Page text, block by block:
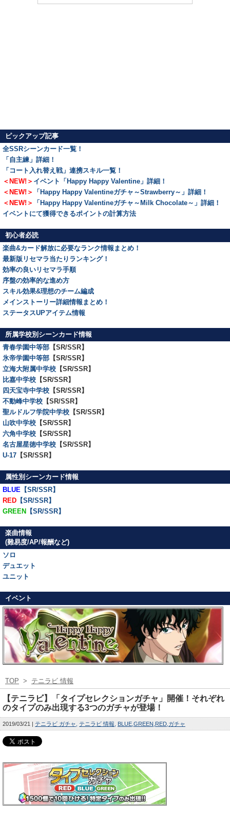
ピックアップ記事
全SSRシーンカード一覧！
「自主練」詳細！
「コート入れ替え戦」連携スキル一覧！
＜NEW!＞ イベント「Happy Happy Valentine」詳細！
＜NEW!＞
「Happy Happy Valentineガチャ～Strawberry～」詳細！
＜NEW!＞
「Happy Happy Valentineガチャ～Milk Chocolate～」詳細！
イベントにて獲得できるポイントの計算方法
初心者必読
楽曲&カード解放に必要なランク情報まとめ！
最新版リセマラ当たりランキング！
効率の良いリセマラ手順
序盤の効率的な進め方
スキル効果&理想のチーム編成
メインストーリー詳細情報まとめ！
ステータスUPアイテム情報
所属学校別シーンカード情報
青春学園中等部 【SR/SSR】
氷帝学園中等部 【SR/SSR】
立海大附属中学校 【SR/SSR】
比嘉中学校 【SR/SSR】
四天宝寺中学校 【SR/SSR】
不動峰中学校 【SR/SSR】
聖ルドルフ学院中学校 【SR/SSR】
山吹中学校 【SR/SSR】
六角中学校 【SR/SSR】
名古屋星徳中学校 【SR/SSR】
U-17 【SR/SSR】
属性別シーンカード情報
BLUE 【SR/SSR】
RED 【SR/SSR】
GREEN 【SR/SSR】
楽曲情報
(難易度/AP/報酬など)
ソロ
デュエット
ユニット
イベント
TOP > テニラビ 情報
【テニラビ】「タイプセレクションガチャ」開催！それぞれ
のタイプのみ出現する3つのガチャが登場！
2019/03/21 テニラビ ガチャ テニラビ 情報 BLUE GREEN RED ガチャ